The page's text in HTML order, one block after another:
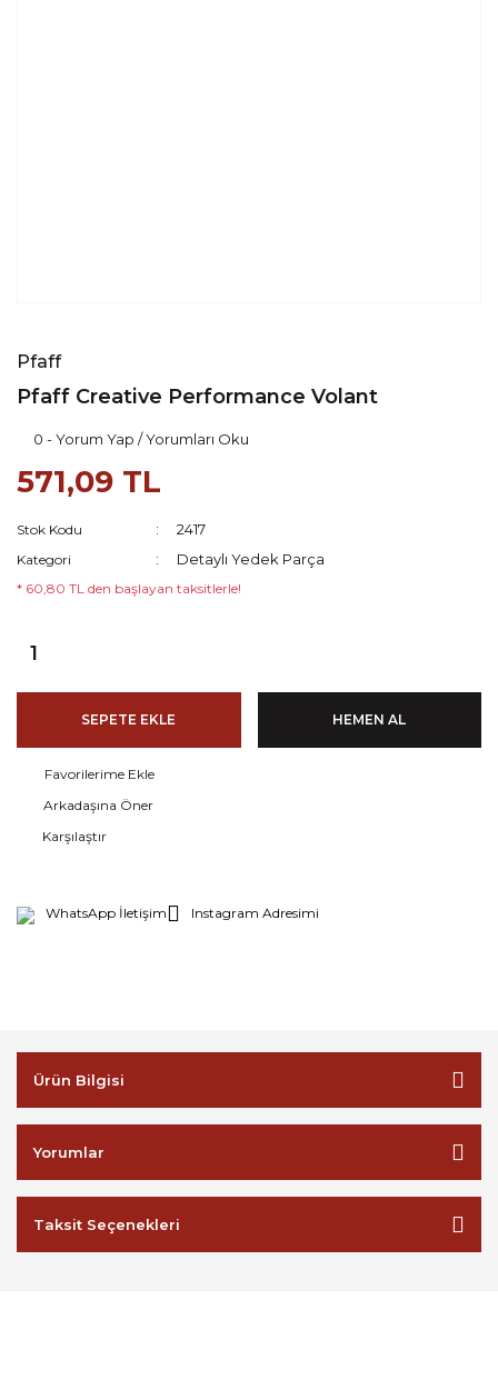
Pfaff
Pfaff Creative Performance Volant
0 - Yorum Yap / Yorumları Oku
571,09 TL
Stok Kodu 2417
Kategori Detaylı Yedek Parça
* 60,80 TL den başlayan taksitlerle!
SEPETE EKLE HEMEN AL
Arkadaşına Öner
Karşılaştır
WhatsApp İletişim Instagram Adresimi
Ürün Bilgisi
Yorumlar
Taksit Seçenekleri